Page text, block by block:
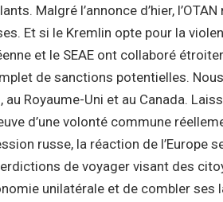
Malgré l’annonce d’hier,
Et si le Kremlin opte pour la
et le SEAE ont collaboré
de sanctions potentielles.
Royaume-Uni et au Canada.
d’une volonté commune
russe, la réaction de l’Europe
de voyager visant des
unilatérale et de combler ses